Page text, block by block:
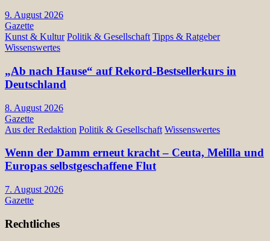
9. August 2026
Gazette
Kunst & Kultur Politik & Gesellschaft Tipps & Ratgeber
Wissenswertes
„Ab nach Hause“ auf Rekord-Bestsellerkurs in
Deutschland
8. August 2026
Gazette
Aus der Redaktion Politik & Gesellschaft Wissenswertes
Wenn der Damm erneut kracht – Ceuta, Melilla und
Europas selbstgeschaffene Flut
7. August 2026
Gazette
Rechtliches